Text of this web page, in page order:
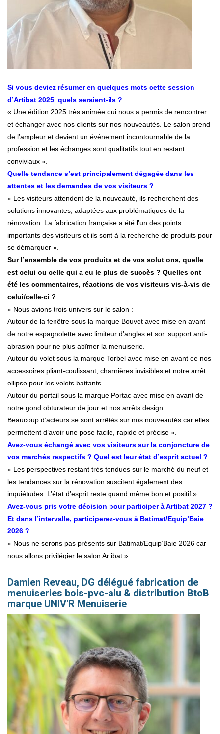
Si vous deviez résumer en quelques mots cette session
d’Artibat 2025, quels seraient-ils ?
« Une édition 2025 très animée qui nous a permis de rencontrer
et échanger avec nos clients sur nos nouveautés. Le salon prend
de l’ampleur et devient un événement incontournable de la
profession et les échanges sont qualitatifs tout en restant
conviviaux ».
Quelle tendance s’est principalement dégagée dans les
attentes et les demandes de vos visiteurs ?
« Les visiteurs attendent de la nouveauté, ils recherchent des
solutions innovantes, adaptées aux problématiques de la
rénovation. La fabrication française a été l’un des points
importants des visiteurs et ils sont à la recherche de produits pour
se démarquer ».
Sur l’ensemble de vos produits et de vos solutions, quelle
est celui ou celle qui a eu le plus de succès ? Quelles ont
été les commentaires, réactions de vos visiteurs vis-à-vis de
celui/celle-ci ?
« Nous avions trois univers sur le salon :
Autour de la fenêtre sous la marque Bouvet avec mise en avant
de notre espagnolette avec limiteur d’angles et son support anti-
abrasion pour ne plus abîmer la menuiserie.
Autour du volet sous la marque Torbel avec mise en avant de nos
accessoires pliant-coulissant, charnières invisibles et notre arrêt
ellipse pour les volets battants.
Autour du portail sous la marque Portac avec mise en avant de
notre gond obturateur de jour et nos arrêts design.
Beaucoup d’acteurs se sont arrêtés sur nos nouveautés car elles
permettent d’avoir une pose facile, rapide et précise ».
Avez-vous échangé avec vos visiteurs sur la conjoncture de
vos marchés respectifs ? Quel est leur état d’esprit actuel ?
« Les perspectives restant très tendues sur le marché du neuf et
les tendances sur la rénovation suscitent également des
inquiétudes. L’état d’esprit reste quand même bon et positif ».
Avez-vous pris votre décision pour participer à Artibat 2027 ?
Et dans l’intervalle, participerez-vous à Batimat/Equip’Baie
2026 ?
« Nous ne serons pas présents sur Batimat/Equip’Baie 2026 car
nous allons privilégier le salon Artibat ».
Damien Reveau, DG délégué fabrication de
menuiseries bois-pvc-alu & distribution BtoB
marque UNIV'R Menuiserie